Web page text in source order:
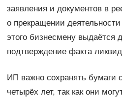
заявления и документов в
о прекращении
этого бизнесмену выдаётся
подтверждение факта
ИП важно сохранять бумаги
четырёх лет, так как они